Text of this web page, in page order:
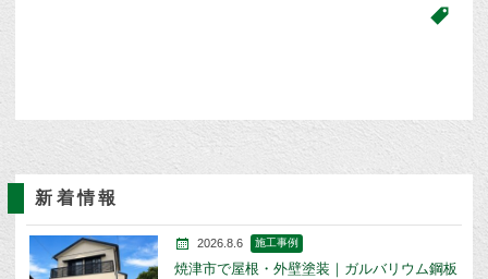
新着情報
2026.8.6 施工事例
焼津市で屋根・外壁塗装｜ガルバリウム鋼板